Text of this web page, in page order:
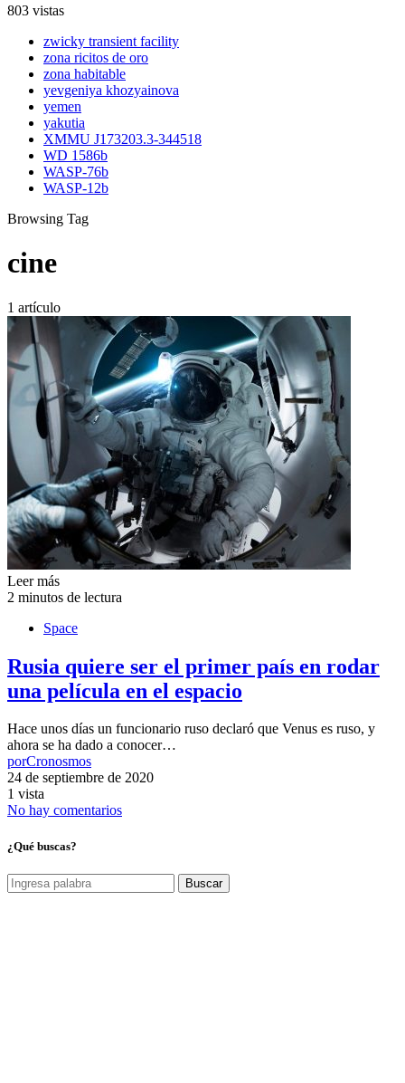
803 vistas
zwicky transient facility
zona ricitos de oro
zona habitable
yevgeniya khozyainova
yemen
yakutia
XMMU J173203.3-344518
WD 1586b
WASP-76b
WASP-12b
Browsing Tag
cine
1 artículo
Leer más
2 minutos de lectura
Space
Rusia quiere ser el primer país en rodar
una película en el espacio
Hace unos días un funcionario ruso declaró que Venus es ruso, y
ahora se ha dado a conocer…
porCronosmos
24 de septiembre de 2020
1 vista
No hay comentarios
¿Qué buscas?
Buscar